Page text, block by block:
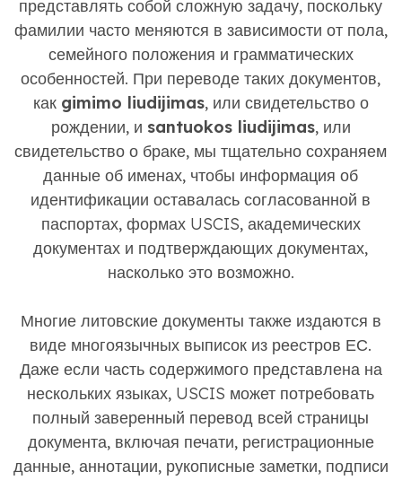
представлять собой сложную задачу, поскольку
фамилии часто меняются в зависимости от пола,
семейного положения и грамматических
особенностей. При переводе таких документов,
как gimimo liudijimas, или свидетельство о
рождении, и santuokos liudijimas, или
свидетельство о браке, мы тщательно сохраняем
данные об именах, чтобы информация об
идентификации оставалась согласованной в
паспортах, формах USCIS, академических
документах и ​​подтверждающих документах,
насколько это возможно.
Многие литовские документы также издаются в
виде многоязычных выписок из реестров ЕС.
Даже если часть содержимого представлена ​​на
нескольких языках, USCIS может потребовать
полный заверенный перевод всей страницы
документа, включая печати, регистрационные
данные, аннотации, рукописные заметки, подписи